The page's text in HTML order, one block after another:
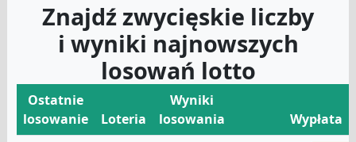
Znajdź zwycięskie liczby
i wyniki najnowszych
losowań lotto
Ostatnie
losowanie
Loteria
Wyniki
losowania
Wypłata